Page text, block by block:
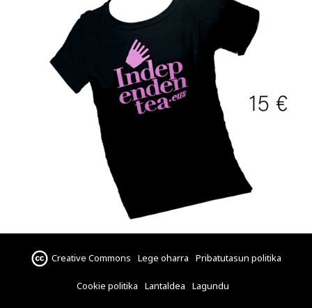
Creative Commons Lege oharra Pribatutasun politika
Cookie politika Lantaldea Lagundu